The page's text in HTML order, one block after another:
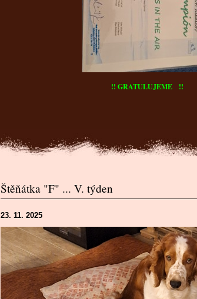
!! GRATULUJEME !!
Štěňátka "F" ... V. týden
23. 11. 2025